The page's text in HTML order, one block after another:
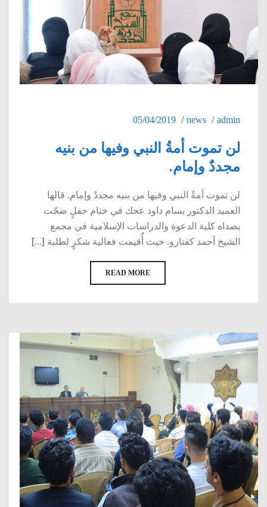
admin
news
05/04/2019
لن تموت أمةُ النبي وفيها من بنيه
مجددٌ وإمام.
لن تموت أمةُ النبي وفيها من بنيه مجددٌ وإمام. قالها
العميد الدكتور بسام داود عجك في ختام حفلٍ ضجّت
بصداه كلية الدعوة والدراسات الإسلامية في مجمع
الشيخ أحمد كفتارو. حيث أُقيمت فعالية شكرٍ لطلبة [...]
READ MORE